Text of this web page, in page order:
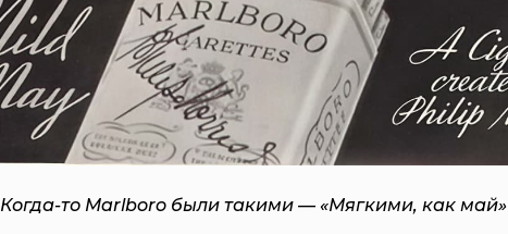
Когда-то Marlboro были такими — «Мягкими, как май»